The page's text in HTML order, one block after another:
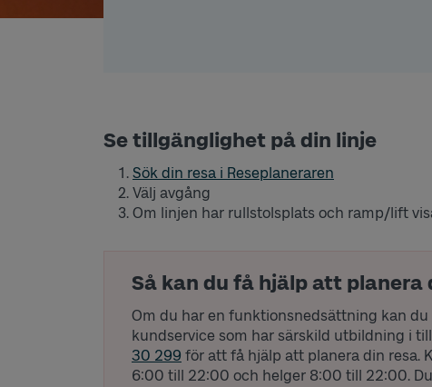
Se tillgänglighet på din linje
Sök din resa i Reseplaneraren
Välj avgång
Om linjen har rullstolsplats och ramp/lift
Så kan du få hjälp att planera
Om du har en funktionsnedsättning kan
kundservice som har särskild utbildning i
30 299 för att få hjälp att planera din resa.
6:00 till 22:00 och helger 8:00 till 22:00.